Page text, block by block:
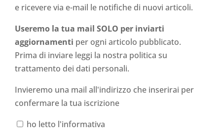
e ricevere via e-mail le notifiche di nuovi articoli.
Useremo la tua mail SOLO per inviarti
aggiornamenti per ogni articolo pubblicato.
Prima di inviare leggi la nostra politica su
trattamento dei dati personali.
Invieremo una mail all'indirizzo che inserirai per
confermare la tua iscrizione
ho letto l'informativa